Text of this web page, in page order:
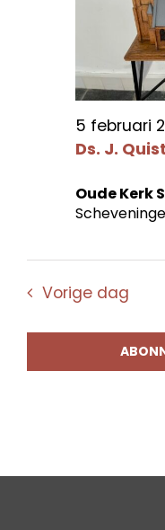
Ds. J.
5 februari
Oude Kerk
Vorige dag